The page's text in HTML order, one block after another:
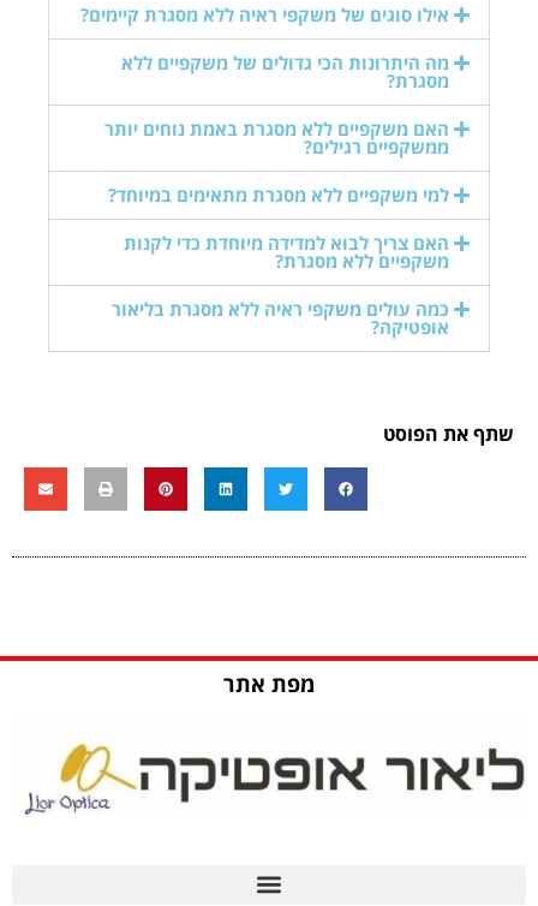
אילו סוגים של משקפי ראיה ללא מסגרת קיימים?
מה היתרונות הכי גדולים של משקפיים ללא
מסגרת?
האם משקפיים ללא מסגרת באמת נוחים יותר
ממשקפיים רגילים?
למי משקפיים ללא מסגרת מתאימים במיוחד?
האם צריך לבוא למדידה מיוחדת כדי לקנות
משקפיים ללא מסגרת?
כמה עולים משקפי ראיה ללא מסגרת בליאור
אופטיקה?
שתף את הפוסט
מפת אתר